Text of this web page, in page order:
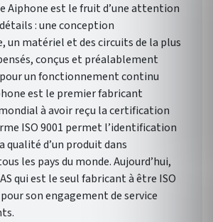
Aiphone est le fruit d’une attention
: une conception
un matériel et des circuits de la plus
conçus et préalablement
un fonctionnement continu
est le premier fabricant
à avoir reçu la certification
ISO 9001 permet l’identification
qualité d’un produit dans
les pays du monde. Aujourd’hui,
qui est le seul fabricant à être ISO
son engagement de service